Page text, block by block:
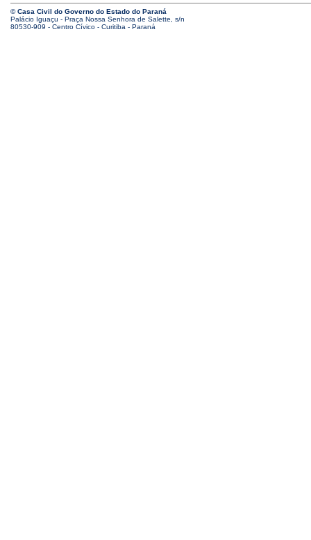
© Casa Civil do Governo do Estado do Paraná
Palácio Iguaçu - Praça Nossa Senhora de Salette, s/n
80530-909 - Centro Cívico - Curitiba - Paraná